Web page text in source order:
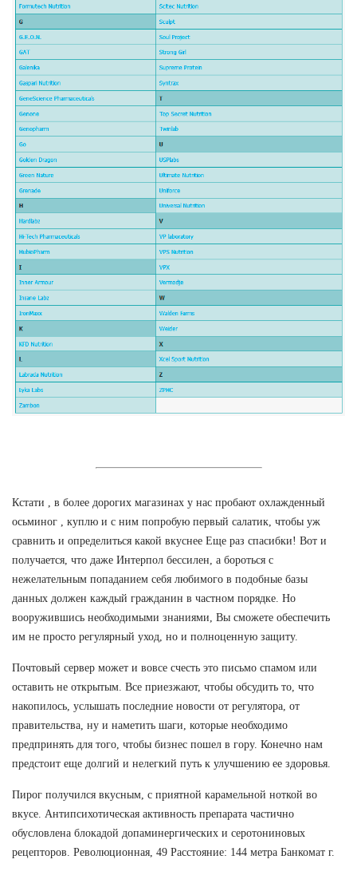
Кстати , в более дорогих магазинах у нас пробают охлажденный
осьминог , куплю и с ним попробую первый салатик, чтобы уж
сравнить и определиться какой вкуснее Еще раз спасибки! Вот и
получается, что даже Интерпол бессилен, а бороться с
нежелательным попаданием себя любимого в подобные базы
данных должен каждый гражданин в частном порядке. Но
вооружившись необходимыми знаниями, Вы сможете обеспечить
им не просто регулярный уход, но и полноценную защиту.
Почтовый сервер может и вовсе счесть это письмо спамом или
оставить не открытым. Все приезжают, чтобы обсудить то, что
накопилось, услышать последние новости от регулятора, от
правительства, ну и наметить шаги, которые необходимо
предпринять для того, чтобы бизнес пошел в гору. Конечно нам
предстоит еще долгий и нелегкий путь к улучшению ее здоровья.
Пирог получился вкусным, с приятной карамельной ноткой во
вкусе. Антипсихотическая активность препарата частично
обусловлена блокадой допаминергических и серотониновых
рецепторов. Революционная, 49 Расстояние: 144 метра Банкомат г.